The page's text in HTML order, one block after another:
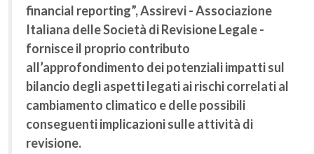
financial reporting”, Assirevi - Associazione
Italiana delle Società di Revisione Legale -
fornisce il proprio contributo
all’approfondimento dei potenziali impatti sul
bilancio degli aspetti legati ai rischi correlati al
cambiamento climatico e delle possibili
conseguenti implicazioni sulle attività di
revisione.